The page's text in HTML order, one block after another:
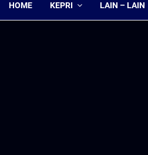
HOME KEPRI LAIN – LAIN